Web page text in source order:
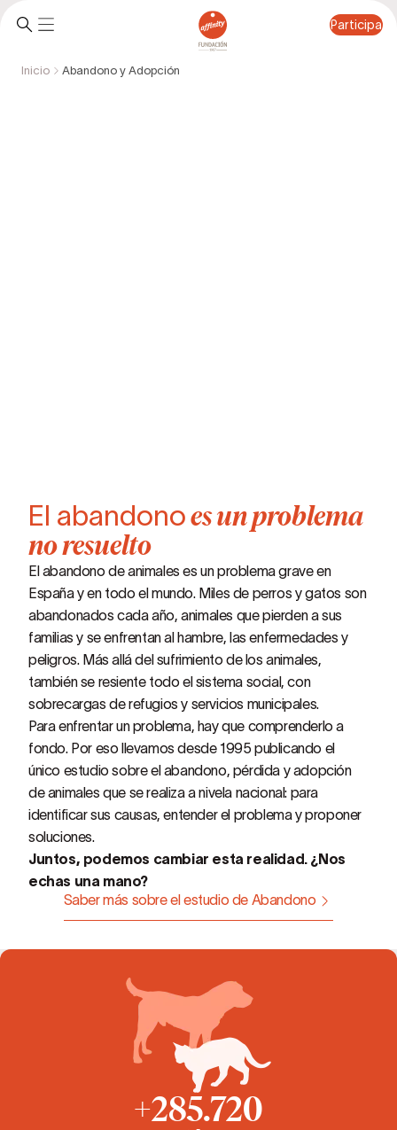
Participa
Inicio Abandono y Adopción
El abandonoes un problema
no resuelto
El abandono de animales es un problema grave en
España y en todo el mundo. Miles de perros y gatos son
abandonados cada año, animales que pierden a sus
familias y se enfrentan al hambre, las enfermedades y
peligros. Más allá del sufrimiento de los animales,
también se resiente todo el sistema social, con
sobrecargas de refugios y servicios municipales.
Para enfrentar un problema, hay que comprenderlo a
fondo. Por eso llevamos desde 1995 publicando el
único estudio sobre el abandono, pérdida y adopción
de animales que se realiza a nivela nacional: para
identificar sus causas, entender el problema y proponer
soluciones.
Juntos, podemos cambiar esta realidad. ¿Nos
echas una mano?
Saber más sobre el estudio de Abandono
+285.720